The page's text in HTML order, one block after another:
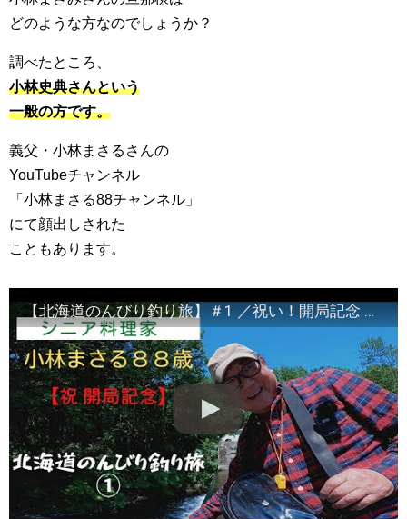
どのような方なのでしょうか？
調べたところ、
小林史典さんという
一般の方です。
義父・小林まさるさんの
YouTubeチャンネル
「小林まさる88チャンネル」
にて顔出しされた
こともあります。
【北海道のんびり釣り旅】＃1 ／祝い！開局記念 小林まさる ８８歳